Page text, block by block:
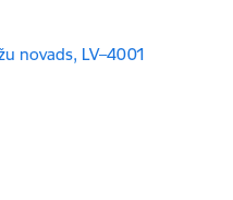
novads, LV–4001